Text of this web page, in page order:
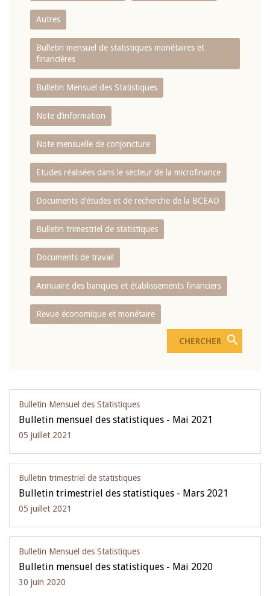
Autres
Bulletin mensuel de statistiques monétaires et
financières
Bulletin Mensuel des Statistiques
Note d’information
Note mensuelle de conjoncture
Etudes réalisées dans le secteur de la microfinance
Documents d’études et de recherche de la BCEAO
Bulletin trimestriel de statistiques
Documents de travail
Annuaire des banques et établissements financiers
Revue économique et monétaire
Bulletin Mensuel des Statistiques
Bulletin mensuel des statistiques - Mai 2021
05 juillet 2021
Bulletin trimestriel de statistiques
Bulletin trimestriel des statistiques - Mars 2021
05 juillet 2021
Bulletin Mensuel des Statistiques
Bulletin mensuel des statistiques - Mai 2020
30 juin 2020